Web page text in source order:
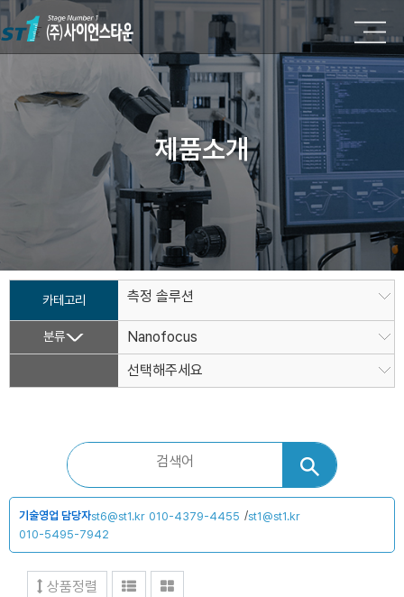
제품소개
카테고리 측정 솔루션
분류
Nanofocus
선택해주세요
기술영업 담당자st6@st1.kr 010-4379-4455 /st1@st1.kr
010-5495-7942
상품정렬